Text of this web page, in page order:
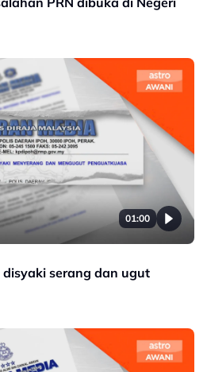
01:00
serang dan ugut